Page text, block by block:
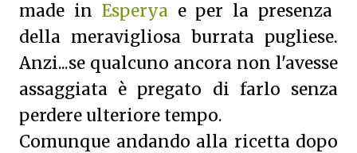
made in Esperyae per la presenza
della meravigliosa burrata pugliese.
Anzi...se qualcuno ancora non l'avesse
assaggiata è pregato di farlo senza
perdere ulteriore tempo.
Comunque andando alla ricetta dopo